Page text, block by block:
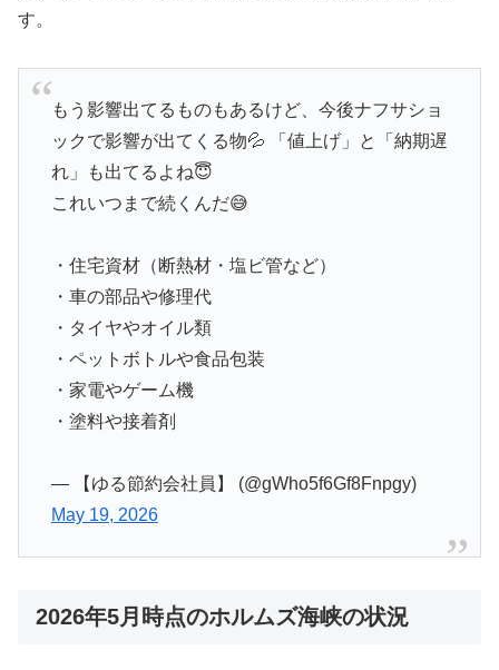
す。
もう影響出てるものもあるけど、今後ナフサショ
ックで影響が出てくる物💦 「値上げ」と「納期遅
れ」も出てるよね😇
これいつまで続くんだ😅
・住宅資材（断熱材・塩ビ管など）
・車の部品や修理代
・タイヤやオイル類
・ペットボトルや食品包装
・家電やゲーム機
・塗料や接着剤
— 【ゆる節約会社員】 (@gWho5f6Gf8Fnpgy)
May 19, 2026
2026年5月時点のホルムズ海峡の状況